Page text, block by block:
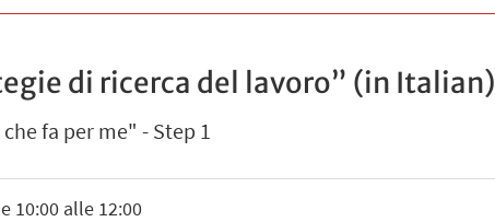
di ricerca del lavoro” (in Italian)
fa per me" - Step 1
10:00 alle 12:00